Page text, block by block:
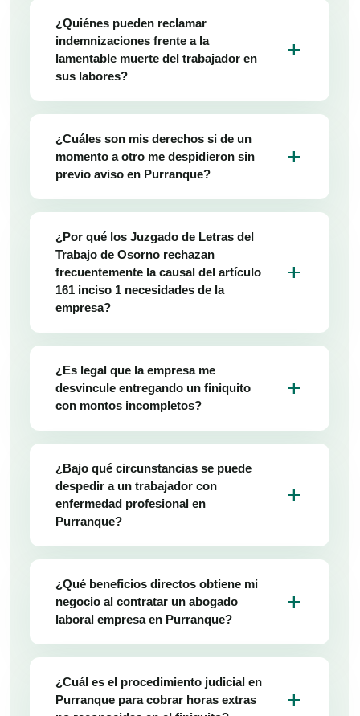
¿Quiénes pueden reclamar
indemnizaciones frente a la
lamentable muerte del trabajador en
sus labores?
add
¿Cuáles son mis derechos si de un
momento a otro me despidieron sin
previo aviso en Purranque?
add
¿Por qué los Juzgado de Letras del
Trabajo de Osorno rechazan
frecuentemente la causal del artículo
161 inciso 1 necesidades de la
empresa?
add
¿Es legal que la empresa me
desvincule entregando un finiquito
con montos incompletos?
add
¿Bajo qué circunstancias se puede
despedir a un trabajador con
enfermedad profesional en
Purranque?
add
¿Qué beneficios directos obtiene mi
negocio al contratar un abogado
laboral empresa en Purranque?
add
¿Cuál es el procedimiento judicial en
Purranque para cobrar horas extras
add